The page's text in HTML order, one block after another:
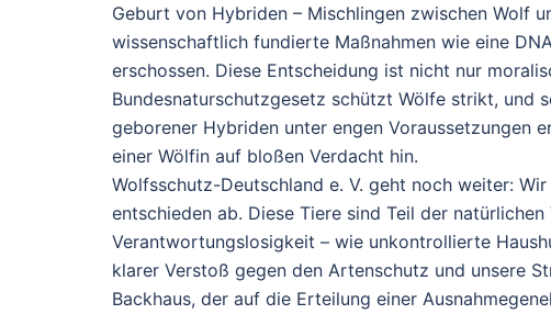
Geburt von Hybriden – Mischlingen zwischen Wolf
wissenschaftlich fundierte Maßnahmen wie eine
erschossen. Diese Entscheidung ist nicht nur
Bundesnaturschutzgesetz schützt Wölfe strikt, und
geborener Hybriden unter engen Voraussetzungen
einer Wölfin auf bloßen Verdacht hin.
Wolfsschutz-Deutschland e. V. geht noch weiter:
entschieden ab. Diese Tiere sind Teil der
Verantwortungslosigkeit – wie unkontrollierte
klarer Verstoß gegen den Artenschutz und unsere
Backhaus, der auf die Erteilung einer